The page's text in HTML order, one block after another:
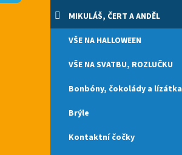
e
l
MIKULÁŠ, ČERT A ANDĚL
VŠE NA HALLOWEEN
VŠE NA SVATBU, ROZLUČKU
Bonbóny, čokolády a lízátka
Brýle
Kontaktní čočky